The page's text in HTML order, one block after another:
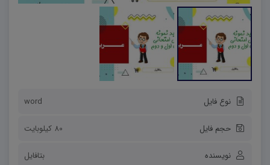
نوع فایل word
حجم فایل 80 کیلوبایت
نویسنده بتافایل